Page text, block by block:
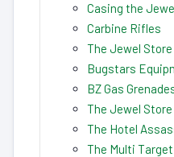
Casing the
Carbine Rifles
The Jewel
Bugstars
BZ Gas
The Jewel
The Hotel
The Multi